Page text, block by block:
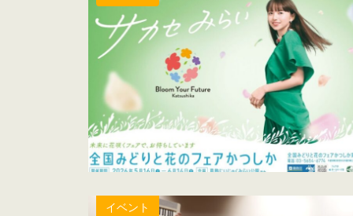
イベント